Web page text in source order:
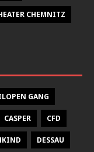
CHEMNITZ
GANG
CASPER CFD
DESSAU